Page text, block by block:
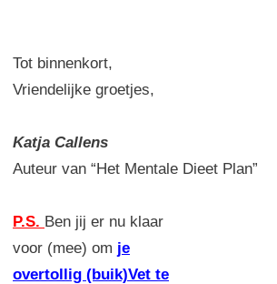
Tot binnenkort,
Vriendelijke groetjes,
Katja Callens
Auteur van “Het Mentale Dieet Plan”
P.S. Ben jij er nu klaar
voor (mee) om je
overtollig (buik)Vet te